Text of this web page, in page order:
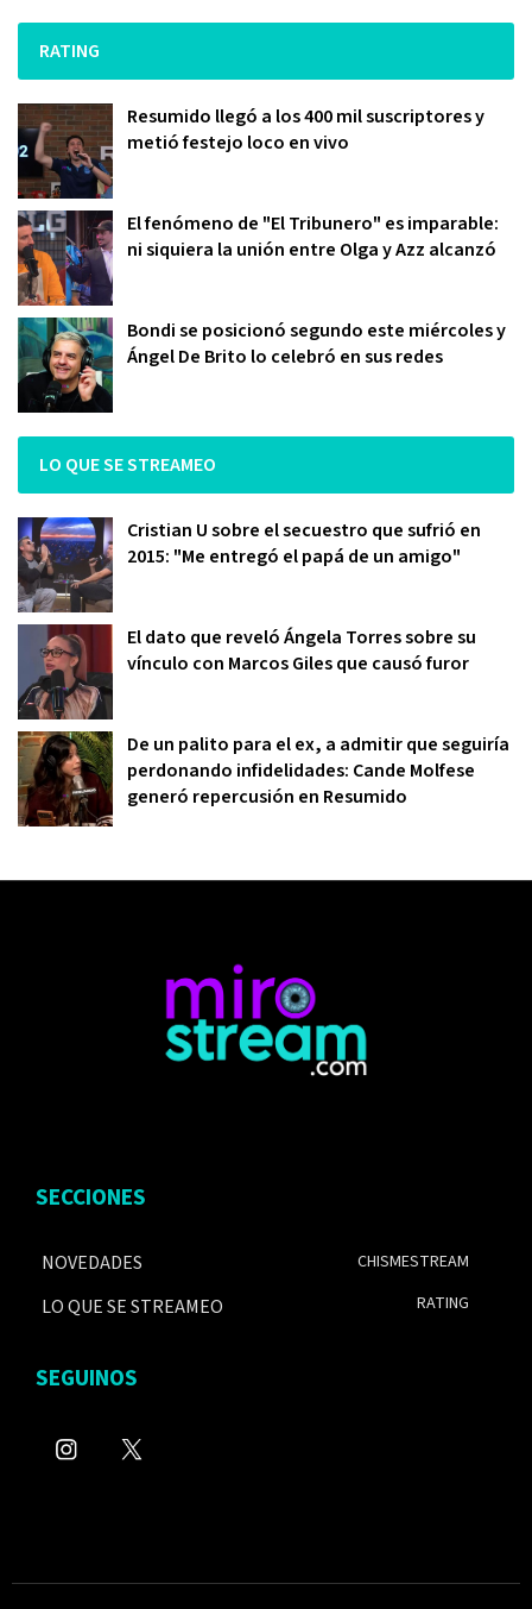
RATING
Resumido llegó a los 400 mil suscriptores y
metió festejo loco en vivo
El fenómeno de "El Tribunero" es imparable:
ni siquiera la unión entre Olga y Azz alcanzó
Bondi se posicionó segundo este miércoles y
Ángel De Brito lo celebró en sus redes
LO QUE SE STREAMEO
Cristian U sobre el secuestro que sufrió en
2015: "Me entregó el papá de un amigo"
El dato que reveló Ángela Torres sobre su
vínculo con Marcos Giles que causó furor
De un palito para el ex, a admitir que seguiría
perdonando infidelidades: Cande Molfese
generó repercusión en Resumido
SECCIONES
NOVEDADES
LO QUE SE STREAMEO
CHISMESTREAM
RATING
SEGUINOS